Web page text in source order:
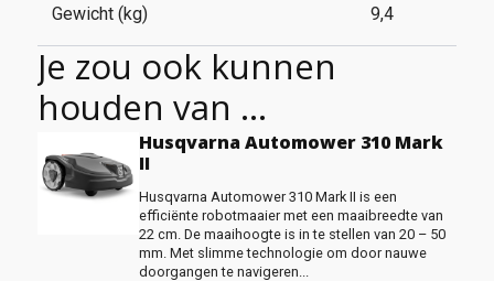
Gewicht (kg) 9,4
Je zou ook kunnen
houden van …
Husqvarna Automower 310 Mark
II
Husqvarna Automower 310 Mark II is een
efficiënte robotmaaier met een maaibreedte van
22 cm. De maaihoogte is in te stellen van 20 – 50
mm. Met slimme technologie om door nauwe
doorgangen te navigeren...